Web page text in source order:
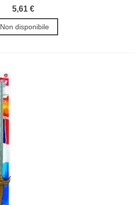
5,61 €
Non disponibile